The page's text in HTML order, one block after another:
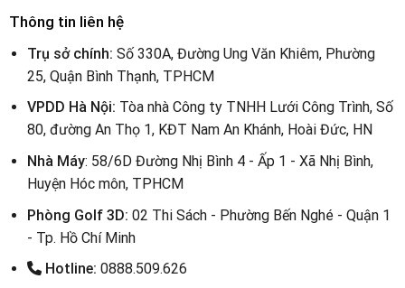
Thông tin liên hệ
Trụ sở chính: Số 330A, Đường Ung Văn Khiêm, Phường
25, Quận Bình Thạnh, TPHCM
VPDD Hà Nội: Tòa nhà Công ty TNHH Lưới Công Trình, Số
80, đường An Thọ 1, KĐT Nam An Khánh, Hoài Đức, HN
Nhà Máy: 58/6D Đường Nhị Bình 4 - Ấp 1 - Xã Nhị Bình,
Huyện Hóc môn, TPHCM
Phòng Golf 3D:02 Thi Sách - Phường Bến Nghé - Quận 1
- Tp. Hồ Chí Minh
Hotline: 0888.509.626